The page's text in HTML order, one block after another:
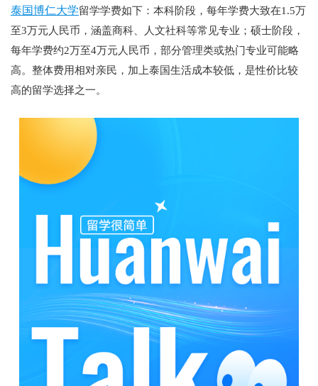
泰国博仁大学留学学费如下：本科阶段，每年学费大致在1.5万
至3万元人民币，涵盖商科、人文社科等常见专业；硕士阶段，
每年学费约2万至4万元人民币，部分管理类或热门专业可能略
高。整体费用相对亲民，加上泰国生活成本较低，是性价比较
高的留学选择之一。